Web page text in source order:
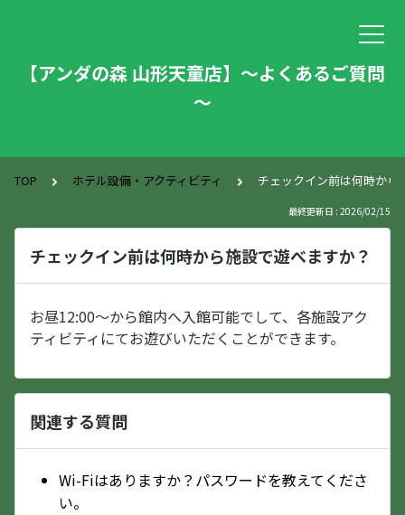
【アンダの森 山形天童店】～よくあるご質問
～
TOP ホテル設備・アクティビティ チェックイン前は何時から
最終更新日 : 2026/02/15
チェックイン前は何時から施設で遊べますか？
お昼12:00～から館内へ入館可能でして、各施設アク
ティビティにてお遊びいただくことができます。
関連する質問
Wi-Fiはありますか？パスワードを教えてくださ
い。